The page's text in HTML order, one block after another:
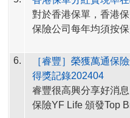
「解構保費融資 洞悉
覽。
解構保費融資 洞悉潛
對於香港保單，香港
保險公司每年均須按
為增加產品整體表現
理規則，按時公佈分紅
比率＂，方便客戶更
6.
［睿豐］榮獲萬通保
得獎記錄202404
睿豐很高興分享好消
保險YF Life 頒發Top